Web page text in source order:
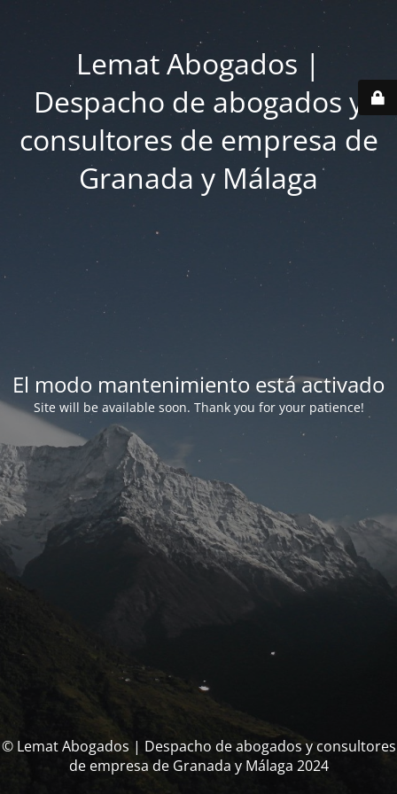
Lemat Abogados |
Despacho de abogados y
consultores de empresa de
Granada y Málaga
El modo mantenimiento está activado
Site will be available soon. Thank you for your patience!
© Lemat Abogados | Despacho de abogados y consultores
de empresa de Granada y Málaga 2024